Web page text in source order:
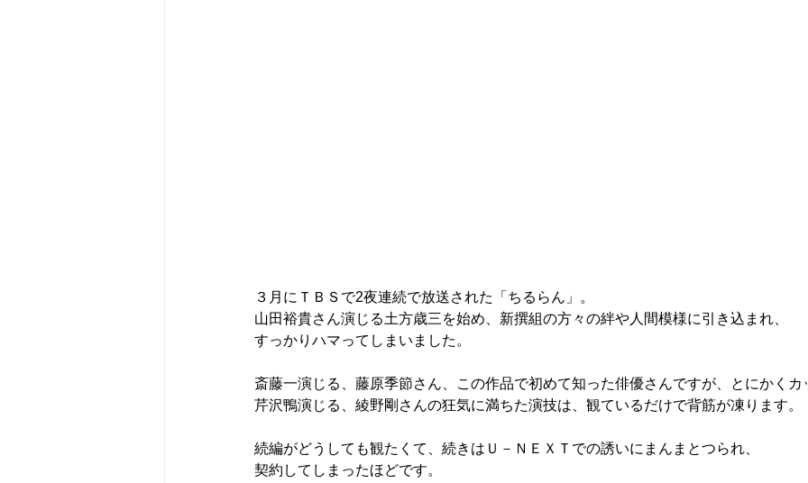
３月にＴＢＳで2夜連続で放送された「ちるらん」。
山田裕貴さん演じる土方歳三を始め、新撰組の方々の絆や人間模様に引き込まれ、
すっかりハマってしまいました。
斎藤一演じる、藤原季節さん、この作品で初めて知った俳優さんですが、とにかく
芹沢鴨演じる、綾野剛さんの狂気に満ちた演技は、観ているだけで背筋が凍ります。
続編がどうしても観たくて、続きはＵ－ＮＥＸＴでの誘いにまんまとつられ、
契約してしまったほどです。